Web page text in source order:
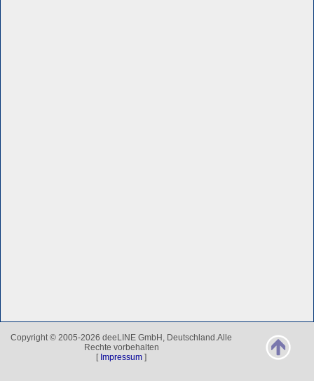
Copyright © 2005-2026 deeLINE GmbH, Deutschland.Alle
Rechte vorbehalten
[ Impressum ]